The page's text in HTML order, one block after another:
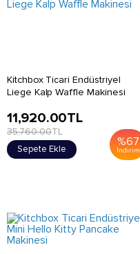
Kitchbox Ticari Endüstriyel
Liege Kalp Waffle Makinesi
%67
İndirim
11,920.00TL
35,760.00TL
Sepete Ekle